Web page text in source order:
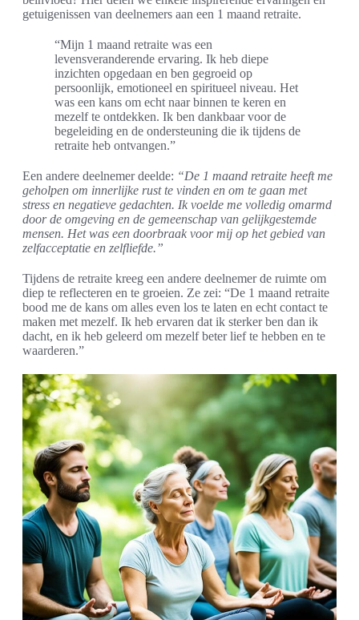
getuigenissen van deelnemers aan een 1 maand retraite.
“Mijn 1 maand retraite was een
levensveranderende ervaring. Ik heb diepe
inzichten opgedaan en ben gegroeid op
persoonlijk, emotioneel en spiritueel niveau. Het
was een kans om echt naar binnen te keren en
mezelf te ontdekken. Ik ben dankbaar voor de
begeleiding en de ondersteuning die ik tijdens de
retraite heb ontvangen.”
Een andere deelnemer deelde: “De 1 maand retraite heeft me
geholpen om innerlijke rust te vinden en om te gaan met
stress en negatieve gedachten. Ik voelde me volledig omarmd
door de omgeving en de gemeenschap van gelijkgestemde
mensen. Het was een doorbraak voor mij op het gebied van
zelfacceptatie en zelfliefde.”
Tijdens de retraite kreeg een andere deelnemer de ruimte om
diep te reflecteren en te groeien. Ze zei: “De 1 maand retraite
bood me de kans om alles even los te laten en echt contact te
maken met mezelf. Ik heb ervaren dat ik sterker ben dan ik
dacht, en ik heb geleerd om mezelf beter lief te hebben en te
waarderen.”